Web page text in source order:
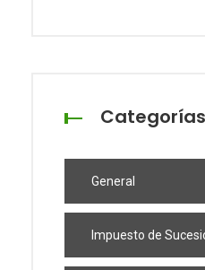
Categorías
General
Impuesto de